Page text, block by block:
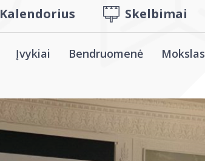
Kalendorius Skelbimai
Įvykiai Bendruomenė Mokslas